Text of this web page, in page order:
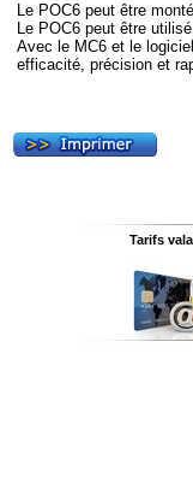
Le POC6 peut être
Le POC6 peut être
Avec le MC6 et le
efficacité, précision et
Tarifs